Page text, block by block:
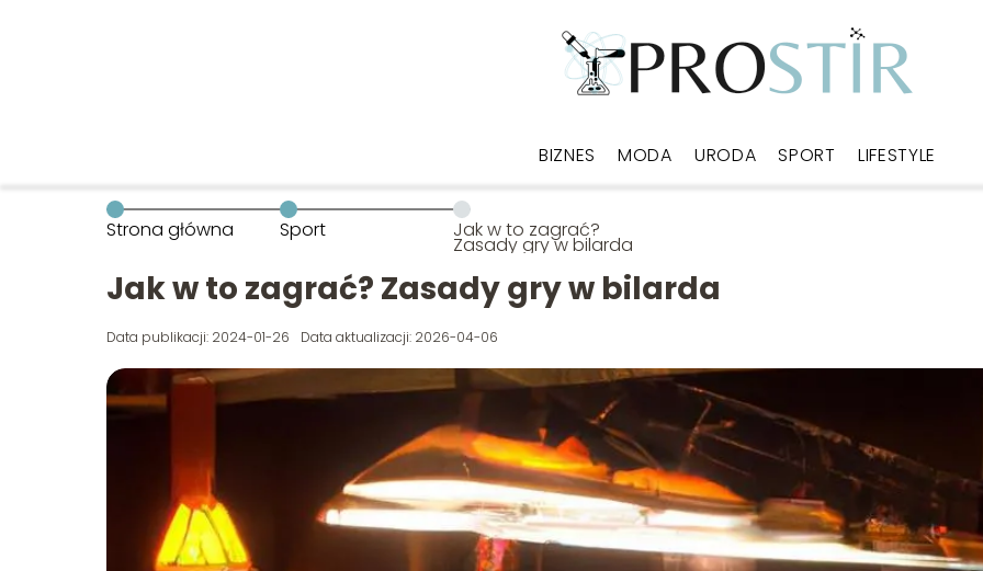
BIZNES MODA URODA SPORT LIFESTYLE
Strona główna Sport Jak w to zagrać?
Zasady gry w bilarda
Jak w to zagrać? Zasady gry w bilarda
Data publikacji: 2024-01-26 Data aktualizacji: 2026-04-06